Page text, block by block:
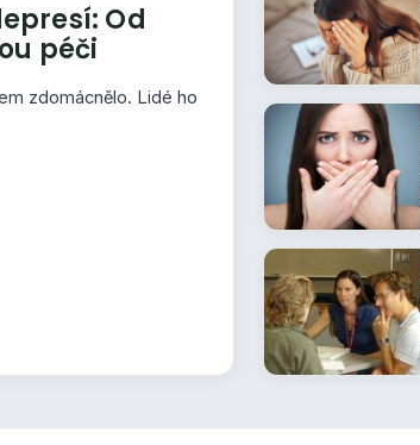
Od
péči
zdomácnělo. Lidé ho